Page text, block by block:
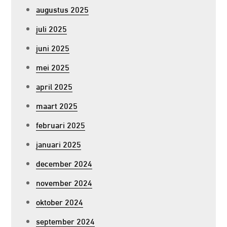
augustus 2025
juli 2025
juni 2025
mei 2025
april 2025
maart 2025
februari 2025
januari 2025
december 2024
november 2024
oktober 2024
september 2024